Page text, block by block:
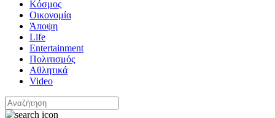
Κόσμος
Οικονομία
Άποψη
Life
Entertainment
Πολιτισμός
Αθλητικά
Video